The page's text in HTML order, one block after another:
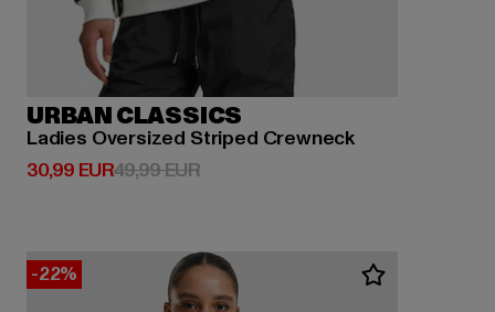
URBAN CLASSICS
Ladies Oversized Striped Crewneck
30,99 EUR
Derzeitiger Preis: 30,99 EUR
49,99 EURAktionspreis: 49,99 EUR
-22%